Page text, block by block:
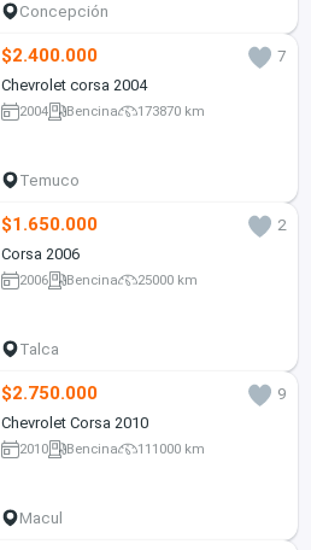
Concepción
$2.400.000
7
Chevrolet corsa 2004
2004 Bencina 173870 km
Temuco
$1.650.000
2
Corsa 2006
2006 Bencina 25000 km
Talca
$2.750.000
9
Chevrolet Corsa 2010
2010 Bencina 111000 km
Macul